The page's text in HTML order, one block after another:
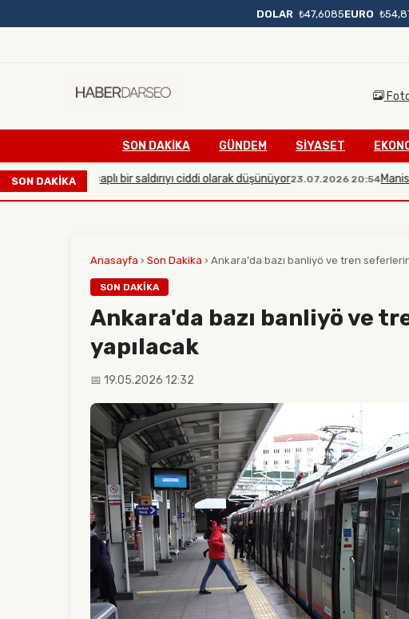
DOLAR ₺47,6085EURO
SON DAKIKA GÜNDEM SİYASET
SON DAKİKA
büyük çaplı bir saldırıyı ciddi olarak düşünüyor23.07.2026 20:54Manisa'da
Anasayfa › Son Dakika › Ankara'da bazı banliyö ve tren
SON DAKIKA
Ankara'da bazı banliyö ve
yapılacak
📅 19.05.2026 12:32